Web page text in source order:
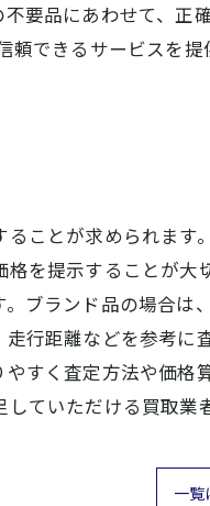
要品にあわせて、
できるサービスを
ことが求められま
を提示することが
ブランド品の場合
行距離などを参考
すく査定方法や価
ていただける買取業
一覧